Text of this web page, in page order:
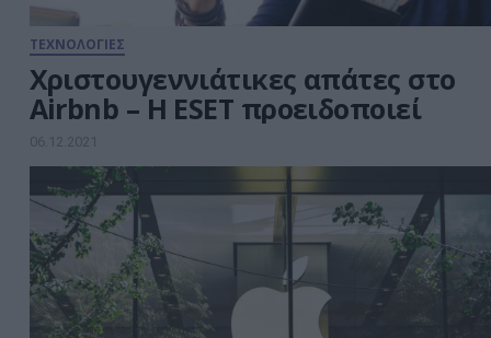
ΤΕΧΝΟΛΟΓΙΕΣ
Χριστουγεννιάτικες απάτες στο
Airbnb – Η ESET προειδοποιεί
06.12.2021